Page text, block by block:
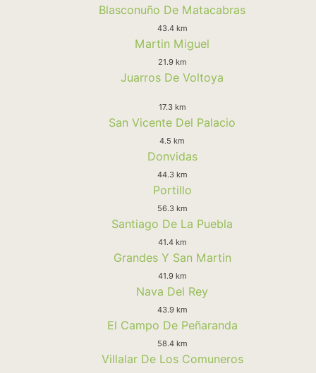
Blasconuño De Matacabras
43.4 km
Martin Miguel
21.9 km
Juarros De Voltoya
17.3 km
San Vicente Del Palacio
4.5 km
Donvidas
44.3 km
Portillo
56.3 km
Santiago De La Puebla
41.4 km
Grandes Y San Martin
41.9 km
Nava Del Rey
43.9 km
El Campo De Peñaranda
58.4 km
Villalar De Los Comuneros